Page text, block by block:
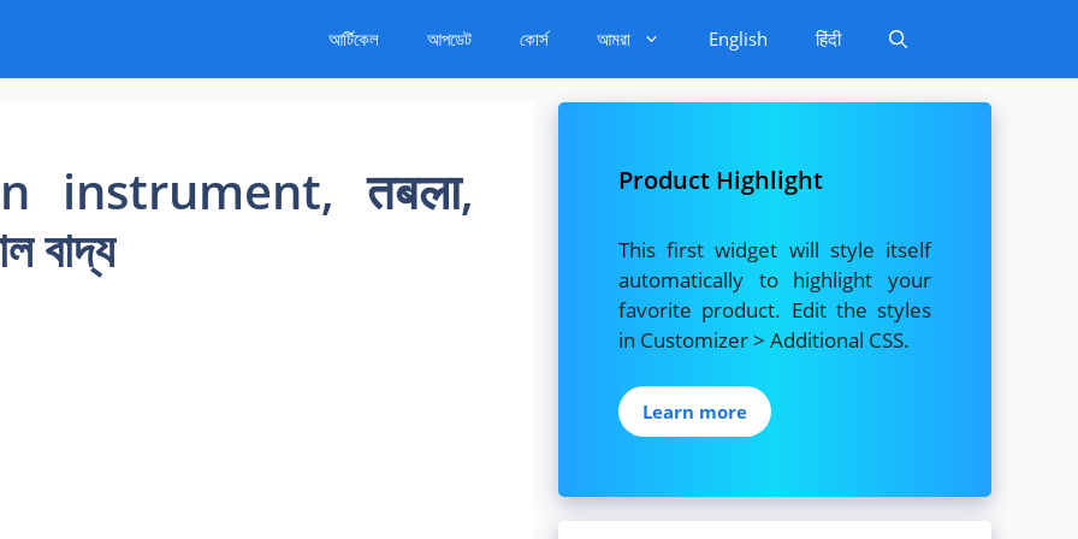
আর্টিকেল আপডেট কোর্স আমরা English हिंदी
instrument, तबला,
বাদ্য
Product Highlight
This first widget will style itself
automatically to highlight your
favorite product. Edit the styles
in Customizer > Additional CSS.
Learn more